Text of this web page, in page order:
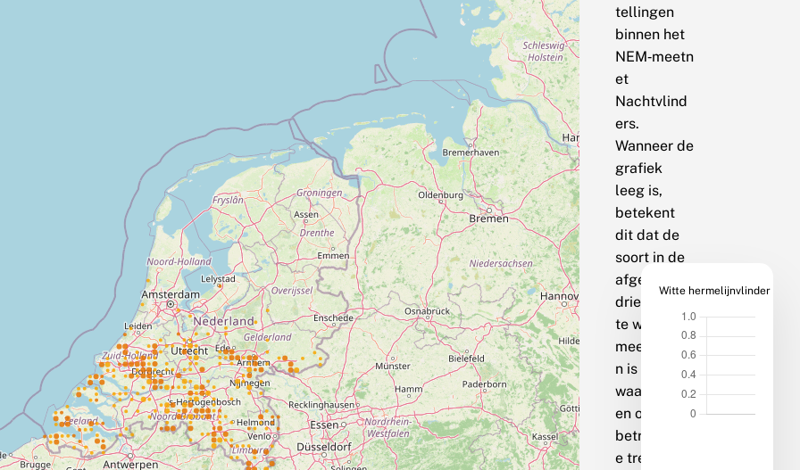
tellingen
binnen het
NEM‑meetn
et
Nachtvlind
ers.
Wanneer de
grafiek
leeg is,
betekent
dit dat de
soort in de
afgelopen
drie jaar op
te weinig
meetpunte
n is
waargenom
en om een
betrouwbar
e trend te
Witte hermelijnvlinder